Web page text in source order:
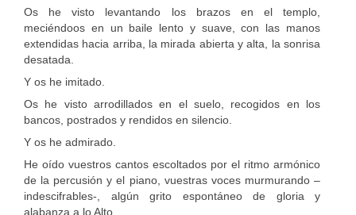
Os he visto levantando los brazos en el templo,
meciéndoos en un baile lento y suave, con las manos
extendidas hacia arriba, la mirada abierta y alta, la sonrisa
desatada.
Y os he imitado.
Os he visto arrodillados en el suelo, recogidos en los
bancos, postrados y rendidos en silencio.
Y os he admirado.
He oído vuestros cantos escoltados por el ritmo armónico
de la percusión y el piano, vuestras voces murmurando –
indescifrables-, algún grito espontáneo de gloria y
alabanza a lo Alto.